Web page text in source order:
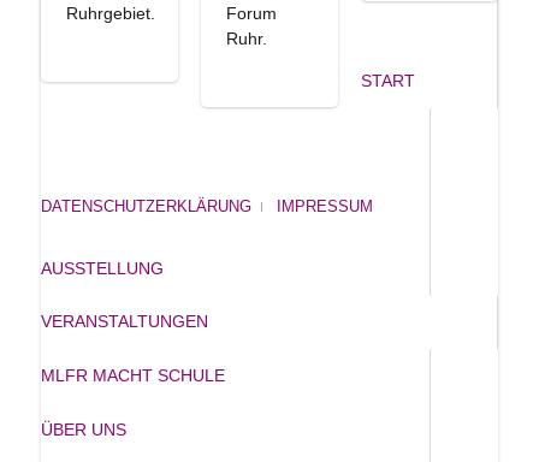
Ruhrgebiet.
Forum
Ruhr.
DATENSCHUTZERKLÄRUNG IMPRESSUM
START
AUSSTELLUNG
VERANSTALTUNGEN
MLFR MACHT SCHULE
ÜBER UNS